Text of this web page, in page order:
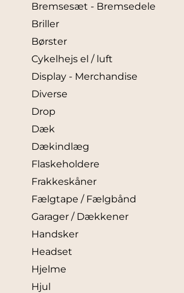
Bremsesæt - Bremsedele
Briller
Børster
Cykelhejs el / luft
Display - Merchandise
Diverse
Drop
Dæk
Dækindlæg
Flaskeholdere
Frakkeskåner
Fælgtape / Fælgbånd
Garager / Dækkener
Handsker
Headset
Hjelme
Hjul